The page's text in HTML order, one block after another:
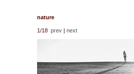
nature
1/18 prev | next